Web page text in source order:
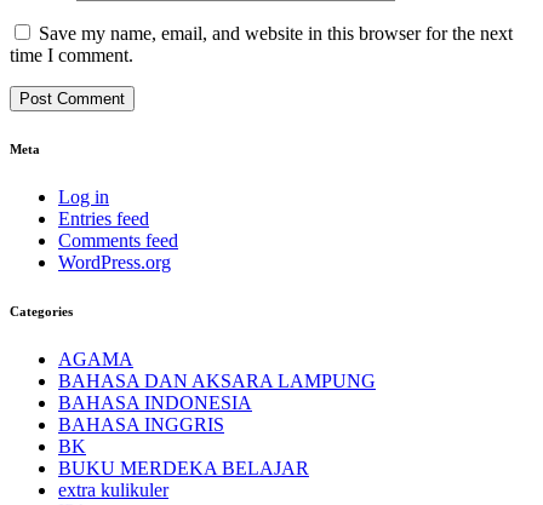
Save my name, email, and website in this browser for the next
time I comment.
Meta
Log in
Entries feed
Comments feed
WordPress.org
Categories
AGAMA
BAHASA DAN AKSARA LAMPUNG
BAHASA INDONESIA
BAHASA INGGRIS
BK
BUKU MERDEKA BELAJAR
extra kulikuler